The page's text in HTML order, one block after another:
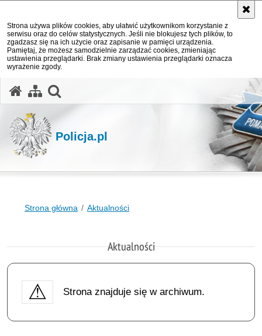
Strona używa plików cookies, aby ułatwić użytkownikom korzystanie z
serwisu oraz do celów statystycznych. Jeśli nie blokujesz tych plików, to
zgadzasz się na ich użycie oraz zapisanie w pamięci urządzenia.
Pamiętaj, że możesz samodzielnie zarządzać cookies, zmieniając
ustawienia przeglądarki. Brak zmiany ustawienia przeglądarki oznacza
wyrażenie zgody.
Policja.pl
Strona główna Aktualności
Aktualności
Strona znajduje się w archiwum.